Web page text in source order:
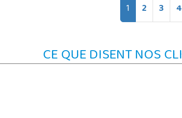
1 2 3 4
CE QUE DISENT NOS